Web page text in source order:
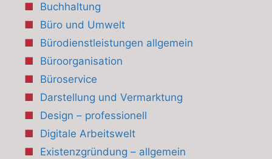
Buchhaltung
Büro und Umwelt
Bürodienstleistungen allgemein
Büroorganisation
Büroservice
Darstellung und Vermarktung
Design – professionell
Digitale Arbeitswelt
Existenzgründung – allgemein